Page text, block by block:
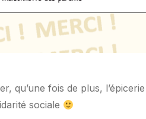
qu’une fois de plus, l’épicerie
sociale